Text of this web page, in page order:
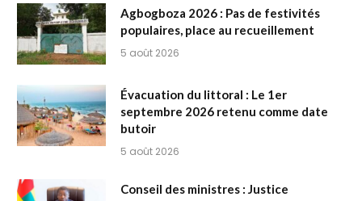
Agbogboza 2026 : Pas de festivités
populaires, place au recueillement
5 août 2026
Évacuation du littoral : Le 1er
septembre 2026 retenu comme date
butoir
5 août 2026
Conseil des ministres : Justice